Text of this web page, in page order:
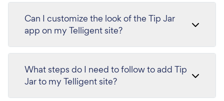
Can I customize the look of the Tip Jar
app on my Telligent site?
What steps do I need to follow to add Tip
Jar to my Telligent site?